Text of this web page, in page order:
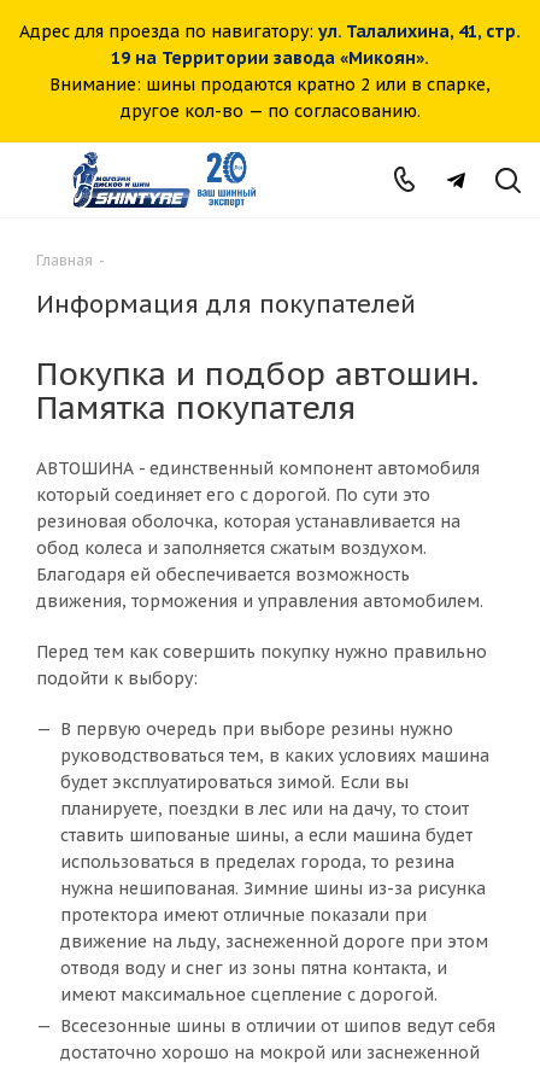
Адрес для проезда по навигатору: ул. Талалихина, 41, стр.
19 на Территории завода «Микоян».
Внимание: шины продаются кратно 2 или в спарке,
другое кол-во — по согласованию.
Главная -
Информация для покупателей
Покупка и подбор автошин.
Памятка покупателя
АВТОШИНА - единственный компонент автомобиля
который соединяет его с дорогой. По сути это
резиновая оболочка, которая устанавливается на
обод колеса и заполняется сжатым воздухом.
Благодаря ей обеспечивается возможность
движения, торможения и управления автомобилем.
Перед тем как совершить покупку нужно правильно
подойти к выбору:
В первую очередь при выборе резины нужно
руководствоваться тем, в каких условиях машина
будет эксплуатироваться зимой. Если вы
планируете, поездки в лес или на дачу, то стоит
ставить шипованые шины, а если машина будет
использоваться в пределах города, то резина
нужна нешипованая. Зимние шины из-за рисунка
протектора имеют отличные показали при
движение на льду, заснеженной дороге при этом
отводя воду и снег из зоны пятна контакта, и
имеют максимальное сцепление с дорогой.
Всесезонные шины в отличии от шипов ведут себя
достаточно хорошо на мокрой или заснеженной